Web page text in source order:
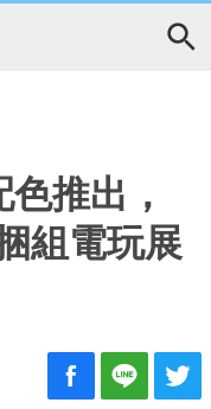
推出，
組電玩展